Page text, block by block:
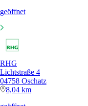
geöffnet
RHG
Lichtstraße 4
04758 Oschatz
8,04 km